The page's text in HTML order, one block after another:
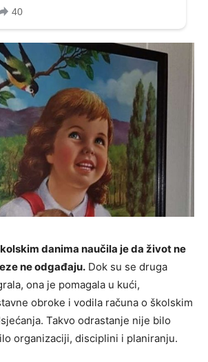
danima naučila je da život ne
ne odgađaju. Dok su se druga
ona je pomagala u kući,
obroke i vodila računa o školskim
Takvo odrastanje nije bilo
organizaciji, disciplini i planiranju.